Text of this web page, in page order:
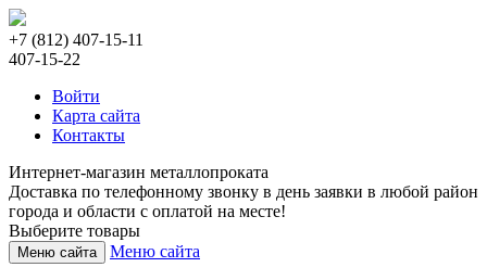
+7 (812) 407-15-11
407-15-22
Войти
Карта сайта
Контакты
Интернет-магазин металлопроката
Доставка по телефонному звонку в день заявки в любой район
города и области с оплатой на месте!
Выберите товары
Меню сайта Меню сайта